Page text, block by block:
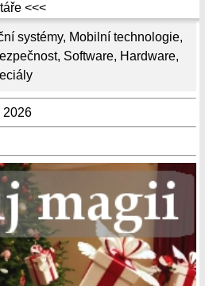
systémy, Mobilní technologie,
, Software, Hardware,
2026
<<<